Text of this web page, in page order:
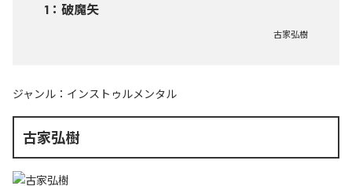
1 ： 破魔矢
古家弘樹
ジャンル： インストゥルメンタル
古家弘樹